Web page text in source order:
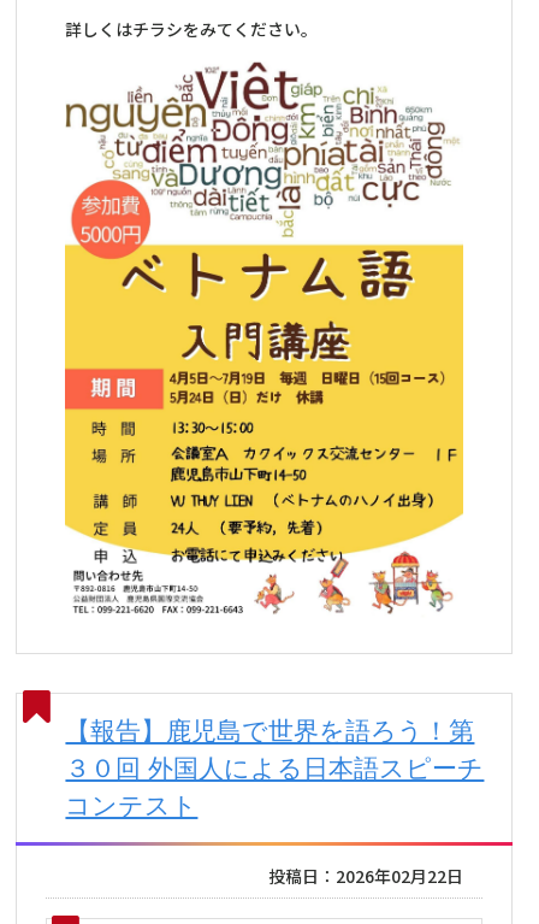
詳しくはチラシをみてください。
【報告】鹿児島で世界を語ろう！第
３０回 外国人による日本語スピーチ
コンテスト
投稿日：2026年02月22日